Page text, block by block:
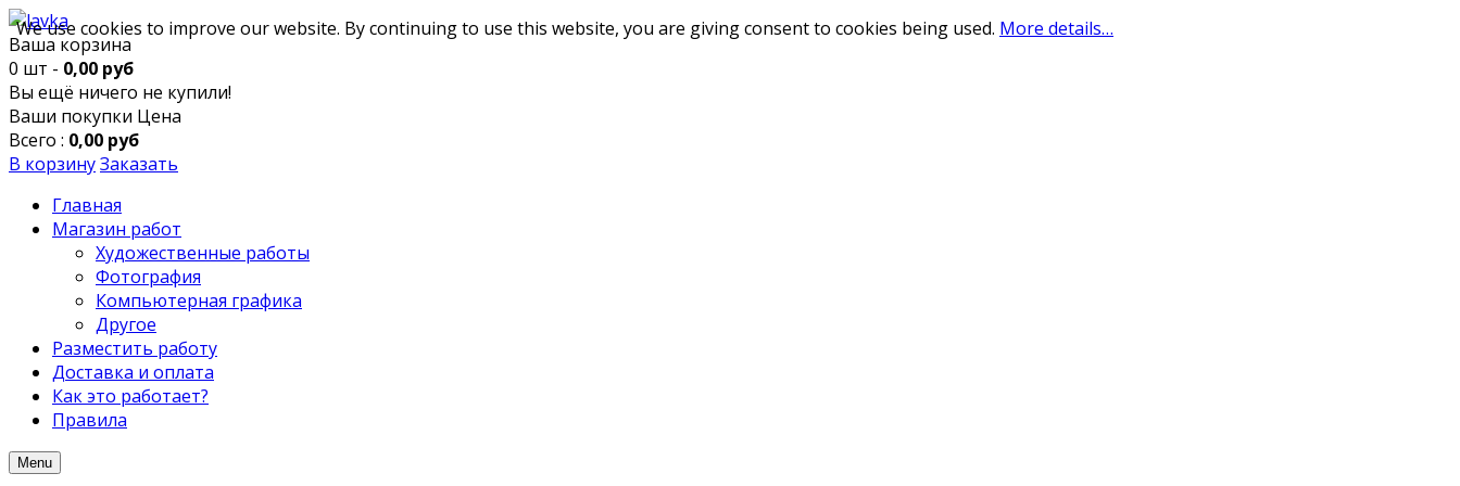
Ваша корзина
0 шт - 0,00 руб
Вы ещё ничего не купили!
Ваши покупки Цена
Всего : 0,00 руб
В корзинуЗаказать
Главная
Магазин работ
Художественные работы
Фотография
Компьютерная графика
Другое
Разместить работу
Доставка и оплата
Как это работает?
Правила
Menu
We use cookies to improve our website. By continuing to use this website, you are giving consent to cookies being used. More details…